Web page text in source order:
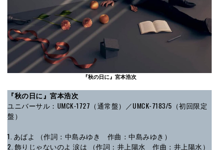
『秋の日に』宮本浩次
『秋の日に』宮本浩次
ユニバーサル：UMCK-1727（通常盤）／UMCK-7183/5（初回限定
盤）
1. あばよ （作詞：中島みゆき 作曲：中島みゆき）
2. 飾りじゃないのよ 涙は （作詞：井上陽水 作曲：井上陽水）